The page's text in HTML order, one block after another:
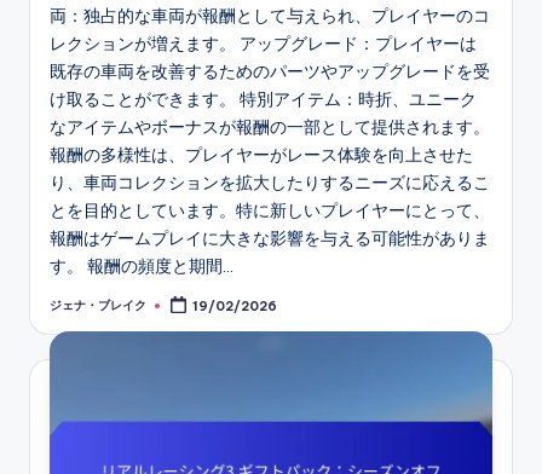
両：独占的な車両が報酬として与えられ、プレイヤーのコ
レクションが増えます。 アップグレード：プレイヤーは
既存の車両を改善するためのパーツやアップグレードを受
け取ることができます。 特別アイテム：時折、ユニーク
なアイテムやボーナスが報酬の一部として提供されます。
報酬の多様性は、プレイヤーがレース体験を向上させた
り、車両コレクションを拡大したりするニーズに応えるこ
とを目的としています。特に新しいプレイヤーにとって、
報酬はゲームプレイに大きな影響を与える可能性がありま
す。 報酬の頻度と期間…
Posted
ジェナ・ブレイク 19/02/2026